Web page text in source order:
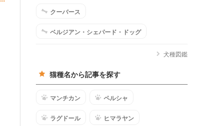
クーバース
ベルジアン・シェパード・ドッグ
犬種図鑑
猫種名から記事を探す
マンチカン ペルシャ
ラグドール ヒマラヤン